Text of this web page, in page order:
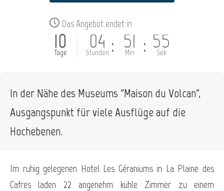
Das Angebot endet in
10
Tage 04
Stunden : 51
Min : 54
Sek
In der Nähe des Museums "Maison du Volcan",
Ausgangspunkt für viele Ausflüge auf die
Hochebenen.
Im ruhig gelegenen Hotel Les Géraniums in La Plaine des
Cafres laden 22 angenehm kühle Zimmer zu einem